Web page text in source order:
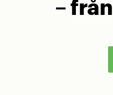
–